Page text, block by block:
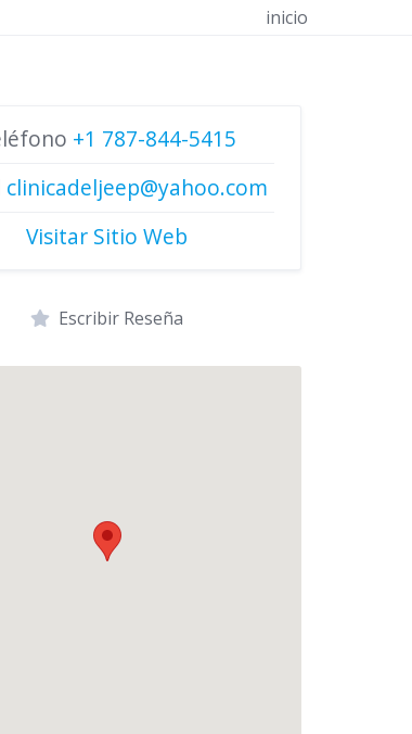
inicio
+1 787-844-5415
clinicadeljeep@yahoo.com
Visitar Sitio Web
Escribir Reseña